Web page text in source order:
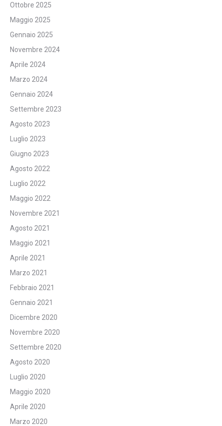
Ottobre 2025
Maggio 2025
Gennaio 2025
Novembre 2024
Aprile 2024
Marzo 2024
Gennaio 2024
Settembre 2023
Agosto 2023
Luglio 2023
Giugno 2023
Agosto 2022
Luglio 2022
Maggio 2022
Novembre 2021
Agosto 2021
Maggio 2021
Aprile 2021
Marzo 2021
Febbraio 2021
Gennaio 2021
Dicembre 2020
Novembre 2020
Settembre 2020
Agosto 2020
Luglio 2020
Maggio 2020
Aprile 2020
Marzo 2020